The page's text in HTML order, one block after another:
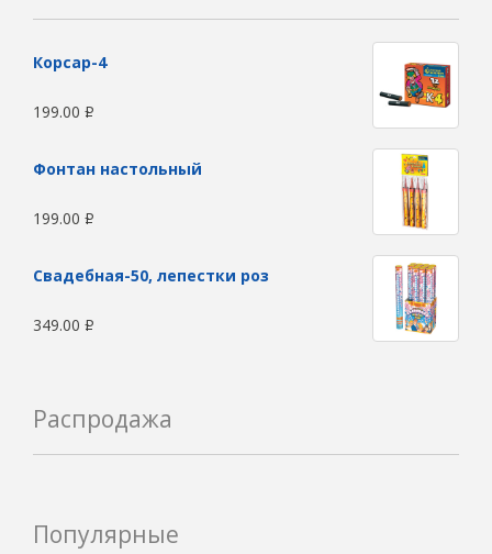
Корсар-4
199.00 Р
Фонтан настольный
199.00 Р
Свадебная-50, лепестки роз
349.00 Р
Распродажа
Популярные